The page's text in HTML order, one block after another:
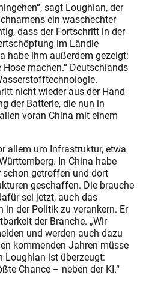
sagt Loughlan, der
ein waschechter
dass der Fortschritt in der
im Ländle
habe ihm außerdem gezeigt:
machen.“ Deutschlands
nicht wieder aus der Hand
der Batterie, die nun in
voran China mit einem
allem um Infrastruktur, etwa
In China habe
getroffen und dort
geschaffen. Die brauche
sei jetzt, auch das
in der Politik zu verankern. Er
der Branche. „Wir
und werden auch dazu
kommenden Jahren müsse
Loughlan ist überzeugt:
Chance – neben der KI.“